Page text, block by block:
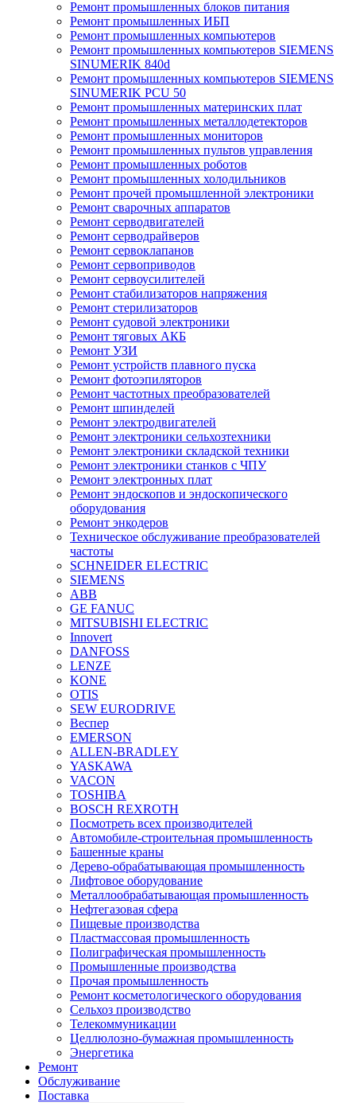
Ремонт промышленных блоков питания
Ремонт промышленных ИБП
Ремонт промышленных компьютеров
Ремонт промышленных компьютеров SIEMENS
SINUMERIK 840d
Ремонт промышленных компьютеров SIEMENS
SINUMERIK PCU 50
Ремонт промышленных материнских плат
Ремонт промышленных металлодетекторов
Ремонт промышленных мониторов
Ремонт промышленных пультов управления
Ремонт промышленных роботов
Ремонт промышленных холодильников
Ремонт прочей промышленной электроники
Ремонт сварочных аппаратов
Ремонт серводвигателей
Ремонт серводрайверов
Ремонт сервоклапанов
Ремонт сервоприводов
Ремонт сервоусилителей
Ремонт стабилизаторов напряжения
Ремонт стерилизаторов
Ремонт судовой электроники
Ремонт тяговых АКБ
Ремонт УЗИ
Ремонт устройств плавного пуска
Ремонт фотоэпиляторов
Ремонт частотных преобразователей
Ремонт шпинделей
Ремонт электродвигателей
Ремонт электроники сельхозтехники
Ремонт электроники складской техники
Ремонт электроники станков с ЧПУ
Ремонт электронных плат
Ремонт эндоскопов и эндоскопического
оборудования
Ремонт энкодеров
Техническое обслуживание преобразователей
частоты
SCHNEIDER ELECTRIC
SIEMENS
ABB
GE FANUC
MITSUBISHI ELECTRIC
Innovert
DANFOSS
LENZE
KONE
OTIS
SEW EURODRIVE
Веспер
EMERSON
ALLEN-BRADLEY
YASKAWA
VACON
TOSHIBA
BOSCH REXROTH
Посмотреть всех производителей
Автомобиле-строительная промышленность
Башенные краны
Дерево-обрабатывающая промышленность
Лифтовое оборудование
Металлообрабатывающая промышленность
Нефтегазовая сфера
Пищевые производства
Пластмассовая промышленность
Полиграфическая промышленность
Промышленные производства
Прочая промышленность
Ремонт косметологического оборудования
Сельхоз производство
Телекоммуникации
Целлюлозно-бумажная промышленность
Энергетика
Ремонт
Обслуживание
Поставка